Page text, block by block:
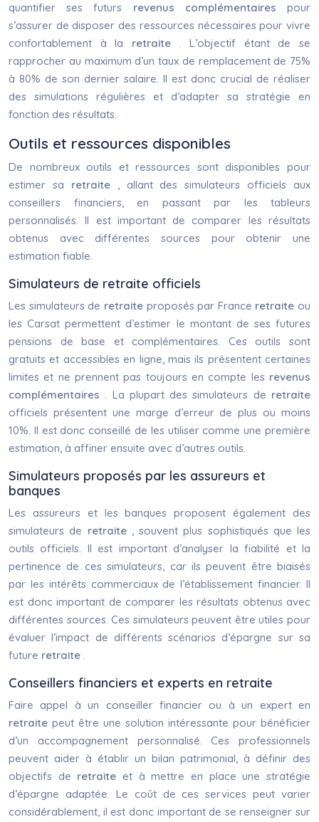
quantifier ses futurs revenus complémentairespour
s’assurer de disposer des ressources nécessaires pour vivre
confortablement à la retraite . L’objectif étant de se
rapprocher au maximum d’un taux de remplacement de 75%
à 80% de son dernier salaire. Il est donc crucial de réaliser
des simulations régulières et d’adapter sa stratégie en
fonction des résultats.
Outils et ressources disponibles
De nombreux outils et ressources sont disponibles pour
estimer sa retraite , allant des simulateurs officiels aux
conseillers financiers, en passant par les tableurs
personnalisés. Il est important de comparer les résultats
obtenus avec différentes sources pour obtenir une
estimation fiable.
Simulateurs de retraite officiels
Les simulateurs de retraite proposés par France retraite ou
les Carsat permettent d’estimer le montant de ses futures
pensions de base et complémentaires. Ces outils sont
gratuits et accessibles en ligne, mais ils présentent certaines
limites et ne prennent pas toujours en compte les revenus
complémentaires . La plupart des simulateurs de retraite
officiels présentent une marge d’erreur de plus ou moins
10%. Il est donc conseillé de les utiliser comme une première
estimation, à affiner ensuite avec d’autres outils.
Simulateurs proposés par les assureurs et
banques
Les assureurs et les banques proposent également des
simulateurs de retraite , souvent plus sophistiqués que les
outils officiels. Il est important d’analyser la fiabilité et la
pertinence de ces simulateurs, car ils peuvent être biaisés
par les intérêts commerciaux de l’établissement financier. Il
est donc important de comparer les résultats obtenus avec
différentes sources. Ces simulateurs peuvent être utiles pour
évaluer l’impact de différents scénarios d’épargne sur sa
future retraite .
Conseillers financiers et experts en retraite
Faire appel à un conseiller financier ou à un expert en
retraite peut être une solution intéressante pour bénéficier
d’un accompagnement personnalisé. Ces professionnels
peuvent aider à établir un bilan patrimonial, à définir des
objectifs de retraite et à mettre en place une stratégie
d’épargne adaptée. Le coût de ces services peut varier
considérablement, il est donc important de se renseigner sur